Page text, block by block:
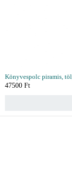
Könyvespolc piramis,
47500 Ft